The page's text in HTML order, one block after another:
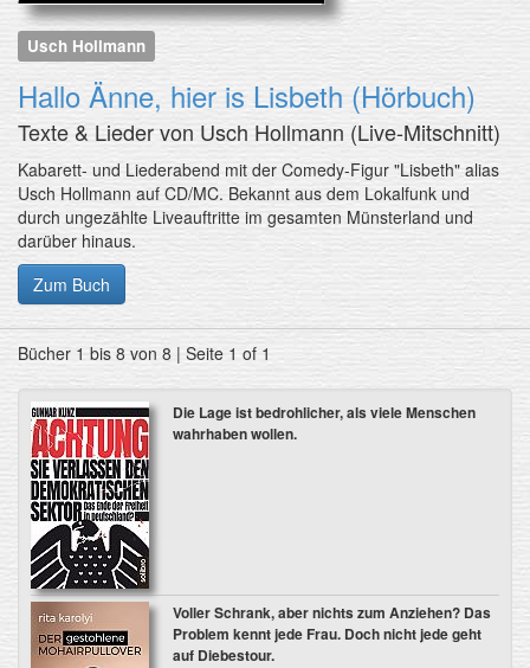
Usch Hollmann
Hallo Änne, hier is Lisbeth (Hörbuch)
Texte & Lieder von Usch Hollmann (Live-Mitschnitt)
Kabarett- und Liederabend mit der Comedy-Figur "Lisbeth" alias
Usch Hollmann auf CD/MC. Bekannt aus dem Lokalfunk und
durch ungezählte Liveauftritte im gesamten Münsterland und
darüber hinaus.
Zum Buch
Bücher 1 bis 8 von 8 | Seite 1 of 1
Die Lage ist bedrohlicher, als viele Menschen
wahrhaben wollen.
Voller Schrank, aber nichts zum Anziehen? Das
Problem kennt jede Frau. Doch nicht jede geht
auf Diebestour.